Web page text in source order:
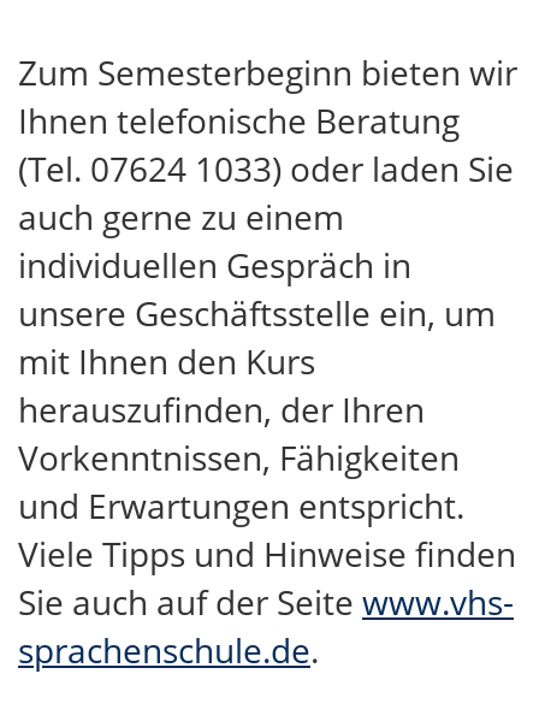
Zum Semesterbeginn bieten wir
Ihnen telefonische Beratung
(Tel. 07624 1033) oder laden Sie
auch gerne zu einem
individuellen Gespräch in
unsere Geschäftsstelle ein, um
mit Ihnen den Kurs
herauszufinden, der Ihren
Vorkenntnissen, Fähigkeiten
und Erwartungen entspricht.
Viele Tipps und Hinweise finden
Sie auch auf der Seite www.vhs-
sprachenschule.de.